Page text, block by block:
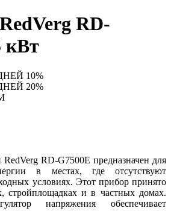
RD-
кВт
10%
20%
RD-G7500E предназначен для
в местах, где отсутствуют
условиях. Этот прибор принято
стройплощадках и в частных домах.
напряжения обеспечивает